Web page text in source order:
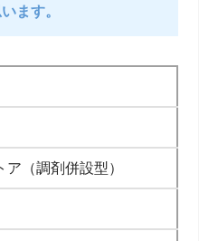
ます。
ア（調剤併設型）